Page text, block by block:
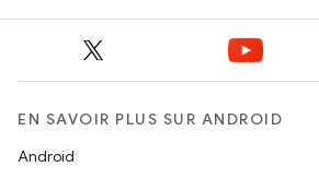
EN SAVOIR PLUS SUR ANDROID
Android